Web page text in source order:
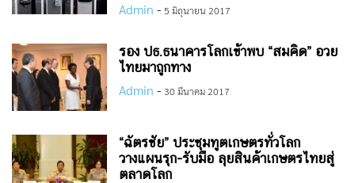
Admin - 5 มิถุนายน 2017
รอง ปธ.ธนาคารโลกเข้าพบ “สมคิด” อวย
ไทยมาถูกทาง
Admin - 30 มีนาคม 2017
“ฉัตรชัย” ประชุมทูตเกษตรทั่วโลก
วางแผนรุก-รับมือ ลุยสินค้าเกษตรไทยสู่
ตลาดโลก